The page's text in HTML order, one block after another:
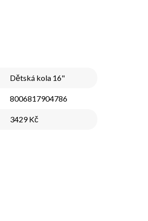
Dětská kola 16"
8006817904786
3429 Kč